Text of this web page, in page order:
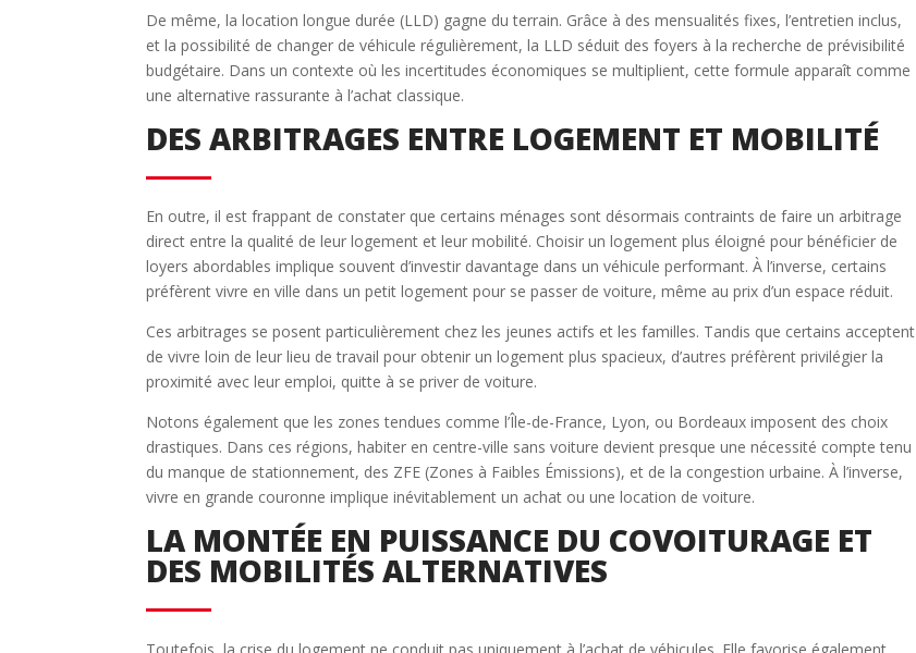
De même, la location longue durée (LLD) gagne du terrain. Grâce à des mensualités fixes, l’entretien inclus,
et la possibilité de changer de véhicule régulièrement, la LLD séduit des foyers à la recherche de prévisibilité
budgétaire. Dans un contexte où les incertitudes économiques se multiplient, cette formule apparaît comme
une alternative rassurante à l’achat classique.
DES ARBITRAGES ENTRE LOGEMENT ET MOBILITÉ
En outre, il est frappant de constater que certains ménages sont désormais contraints de faire un arbitrage
direct entre la qualité de leur logement et leur mobilité. Choisir un logement plus éloigné pour bénéficier de
loyers abordables implique souvent d’investir davantage dans un véhicule performant. À l’inverse, certains
préfèrent vivre en ville dans un petit logement pour se passer de voiture, même au prix d’un espace réduit.
Ces arbitrages se posent particulièrement chez les jeunes actifs et les familles. Tandis que certains acceptent
de vivre loin de leur lieu de travail pour obtenir un logement plus spacieux, d’autres préfèrent privilégier la
proximité avec leur emploi, quitte à se priver de voiture.
Notons également que les zones tendues comme l’Île-de-France, Lyon, ou Bordeaux imposent des choix
drastiques. Dans ces régions, habiter en centre-ville sans voiture devient presque une nécessité compte tenu
du manque de stationnement, des ZFE (Zones à Faibles Émissions), et de la congestion urbaine. À l’inverse,
vivre en grande couronne implique inévitablement un achat ou une location de voiture.
LA MONTÉE EN PUISSANCE DU COVOITURAGE ET
DES MOBILITÉS ALTERNATIVES
Toutefois, la crise du logement ne conduit pas uniquement à l’achat de véhicules. Elle favorise également